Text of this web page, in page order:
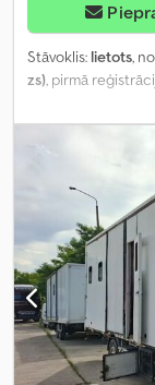
Stāvoklis: lietots,
zs), pirmā
pārnesuma veids: